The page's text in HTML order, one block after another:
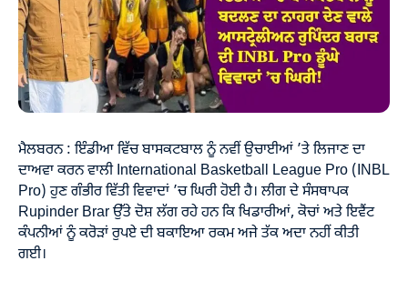
ਮੈਲਬਰਨ : ਇੰਡੀਆ ਵਿੱਚ ਬਾਸਕਟਬਾਲ ਨੂੰ ਨਵੀਂ ਉਚਾਈਆਂ ’ਤੇ ਲਿਜਾਣ ਦਾ
ਦਾਅਵਾ ਕਰਨ ਵਾਲੀ International Basketball League Pro (INBL
Pro) ਹੁਣ ਗੰਭੀਰ ਵਿੱਤੀ ਵਿਵਾਦਾਂ ’ਚ ਘਿਰੀ ਹੋਈ ਹੈ। ਲੀਗ ਦੇ ਸੰਸਥਾਪਕ
Rupinder Brar ਉੱਤੇ ਦੋਸ਼ ਲੱਗ ਰਹੇ ਹਨ ਕਿ ਖਿਡਾਰੀਆਂ, ਕੋਚਾਂ ਅਤੇ ਇਵੈਂਟ
ਕੰਪਨੀਆਂ ਨੂੰ ਕਰੋੜਾਂ ਰੁਪਏ ਦੀ ਬਕਾਇਆ ਰਕਮ ਅਜੇ ਤੱਕ ਅਦਾ ਨਹੀਂ ਕੀਤੀ
ਗਈ।